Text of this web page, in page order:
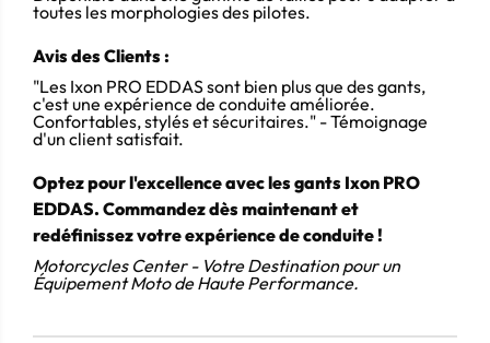
toutes les morphologies des pilotes.
Avis des Clients :
"Les Ixon PRO EDDAS sont bien plus que des gants,
c'est une expérience de conduite améliorée.
Confortables, stylés et sécuritaires." - Témoignage
d'un client satisfait.
Optez pour l'excellence avec les gants Ixon PRO
EDDAS. Commandez dès maintenant et
redéfinissez votre expérience de conduite !
Motorcycles Center - Votre Destination pour un
Équipement Moto de Haute Performance.